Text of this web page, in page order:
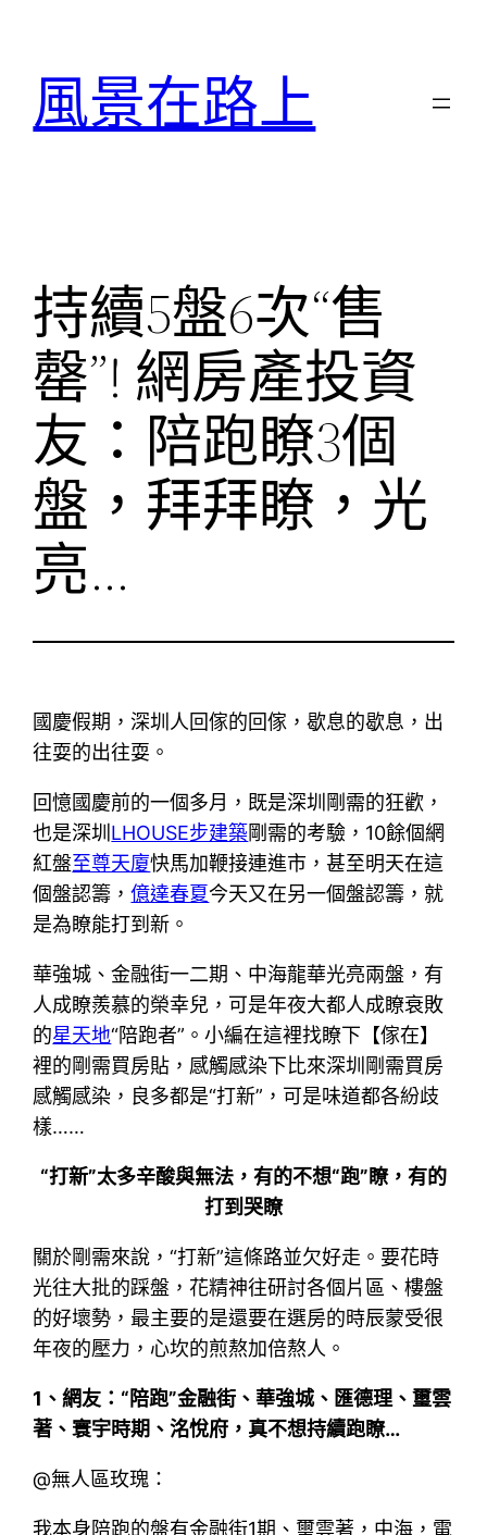
風景在路上
持續5盤6次“售
罄”! 網房產投資
友：陪跑瞭3個
盤，拜拜瞭，光
亮…
國慶假期，深圳人回傢的回傢，歇息的歇息，出
往耍的出往耍。
回憶國慶前的一個多月，既是深圳剛需的狂歡，
也是深圳 LHOUSE步建築剛需的考驗，10餘個網
紅盤至尊天廈快馬加鞭接連進市，甚至明天在這
個盤認籌，億達春夏今天又在另一個盤認籌，就
是為瞭能打到新。
華強城、金融街一二期、中海龍華光亮兩盤，有
人成瞭羨慕的榮幸兒，可是年夜大都人成瞭衰敗
的星天地“陪跑者”。小編在這裡找瞭下【傢在】
裡的剛需買房貼，感觸感染下比來深圳剛需買房
感觸感染，良多都是“打新”，可是味道都各紛歧
樣……
“打新”太多辛酸與無法，有的不想“跑”瞭，有的
打到哭瞭
關於剛需來說，“打新”這條路並欠好走。要花時
光往大批的踩盤，花精神往研討各個片區、樓盤
的好壞勢，最主要的是還要在選房的時辰蒙受很
年夜的壓力，心坎的煎熬加倍熬人。
1、網友： “陪跑”金融街、華強城、匯德理、璽雲
著、寰宇時期、洺悅府，真不想持續跑瞭…
@無人區玫瑰：
我本身陪跑的盤有金融街1期、璽雲著，中海，電